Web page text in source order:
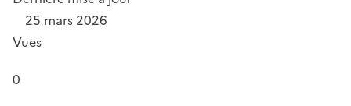
25 mars 2026
Vues
0